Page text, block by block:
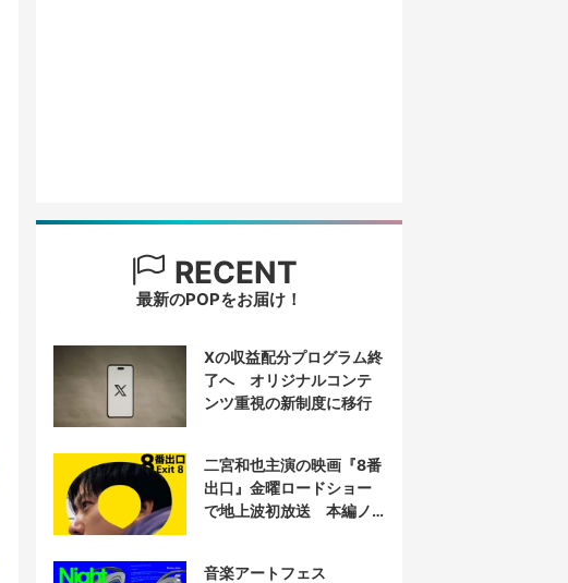
RECENT
最新のPOPをお届け！
Xの収益配分プログラム終
了へ オリジナルコンテ
ンツ重視の新制度に移行
二宮和也主演の映画『8番
出口』金曜ロードショー
で地上波初放送 本編ノ
音楽アートフェス